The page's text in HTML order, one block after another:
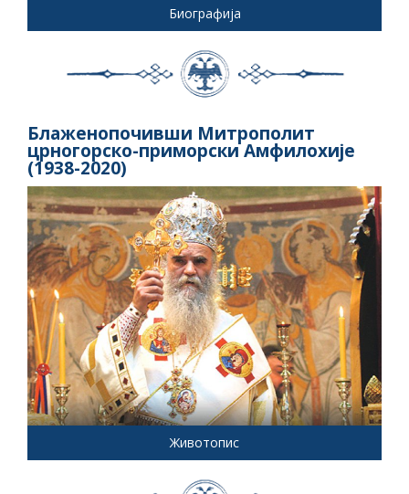
Биографија
Блаженопочивши Митрополит
црногорско-приморски Амфилохије
(1938-2020)
Животопис